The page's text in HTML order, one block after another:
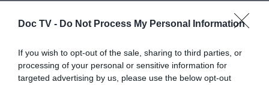
Doc TV - Do Not Process My Personal Information
If you wish to opt-out of the sale, sharing to third parties, or
processing of your personal or sensitive information for
targeted advertising by us, please use the below opt-out
Που η μισή Αττική δεν έχει ρεύμα και νερό.
ελληνικά του, λέει ότι όλα πάνε τέλεια στην
Αθήνα αλλά μαθαίνει on air πως στα Πατήσια